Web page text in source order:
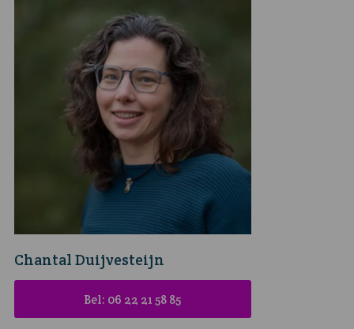
Chantal Duijvesteijn
Bel: 06 22 21 58 85